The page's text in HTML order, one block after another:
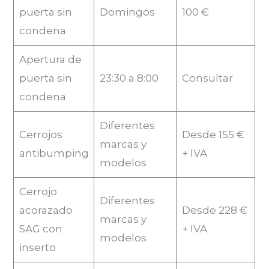
puerta sin
condena
Domingos 100 €
Apertura de
puerta sin
condena
23:30 a 8:00 Consultar
Cerrojos
antibumping
Diferentes
marcas y
modelos
Desde 155 €
+ IVA
Cerrojo
acorazado
SAG con
inserto
Diferentes
marcas y
modelos
Desde 228 €
+ IVA